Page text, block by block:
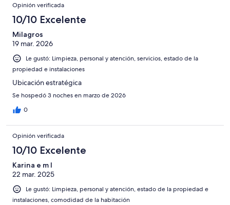
Opinión verificada
10/10 Excelente
Milagros
19 mar. 2026
Le gustó: Limpieza, personal y atención, servicios, estado de la
propiedad e instalaciones
Ubicación estratégica
Se hospedó 3 noches en marzo de 2026
0
Opinión verificada
10/10 Excelente
Karina e m l
22 mar. 2025
Le gustó: Limpieza, personal y atención, estado de la propiedad e
instalaciones, comodidad de la habitación